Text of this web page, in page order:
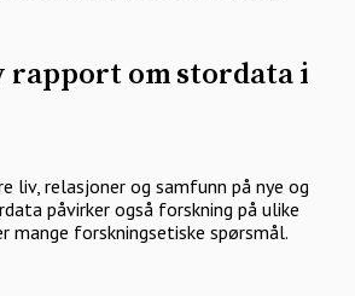
rapport om stordata i
liv, relasjoner og samfunn på nye og
påvirker også forskning på ulike
mange forskningsetiske spørsmål.